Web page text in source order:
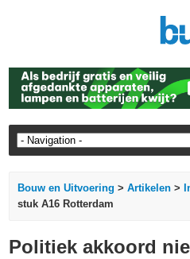
Bouw en Uitvoering >Artikelen >
stuk A16 Rotterdam
Politiek akkoord